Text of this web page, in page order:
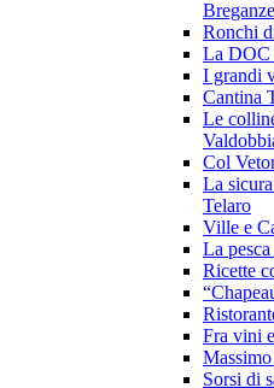
Breganze
Ronchi
La DOC
I grandi
Cantina
Le
Col
La
Telaro
Ville e
La
Ricette
Fra vini
Sorsi di